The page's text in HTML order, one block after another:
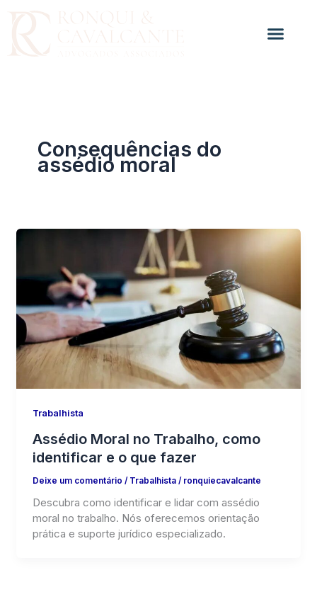
Consequências do
assédio moral
Trabalhista
Assédio Moral no Trabalho, como
identificar e o que fazer
Deixe um comentário / Trabalhista/ ronquiecavalcante
Descubra como identificar e lidar com assédio
moral no trabalho. Nós oferecemos orientação
prática e suporte jurídico especializado.